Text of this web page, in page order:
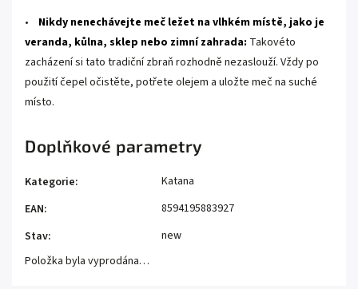
• Nikdy nenechávejte meč ležet na vlhkém místě, jako je
veranda, kůlna, sklep nebo zimní zahrada: Takovéto
zacházení si tato tradiční zbraň rozhodně nezaslouží. Vždy po
použití čepel očistěte, potřete olejem a uložte meč na suché
místo.
Doplňkové parametry
Kategorie:
Katana
EAN:
8594195883927
Stav:
new
Položka byla vyprodána…